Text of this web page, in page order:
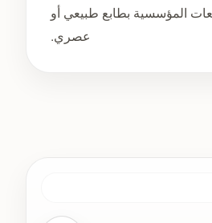
المؤسسية بطابع طبيعي أو
عصري.